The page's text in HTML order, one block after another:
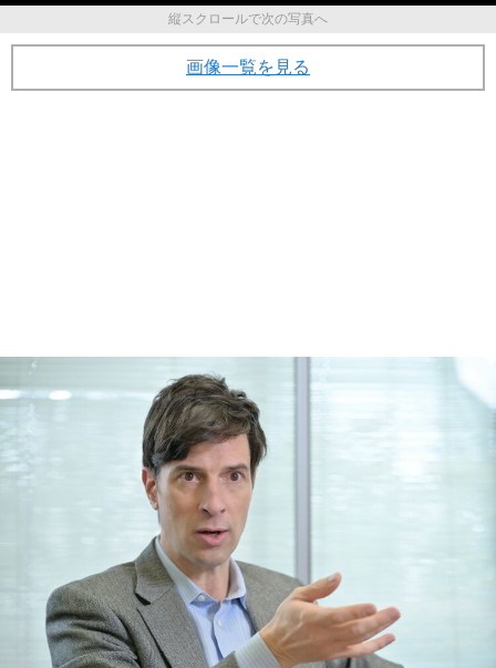
縦スクロールで次の写真へ
画像一覧を見る